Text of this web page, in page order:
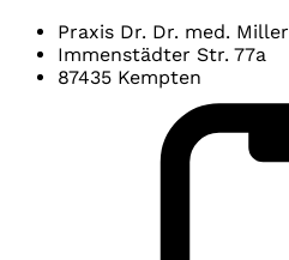
Praxis Dr. Dr. med. Miller
Immenstädter Str. 77a
87435 Kempten